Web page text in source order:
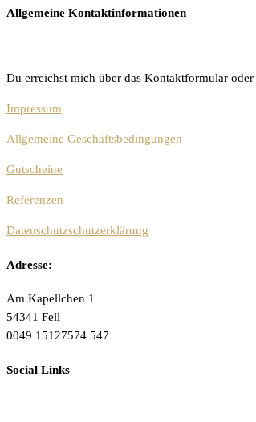
Allgemeine Kontaktinformationen
Du erreichst mich über das Kontaktformular
Impressum
Allgemeine Geschäftsbedingungen
Gutscheine
Referenzen
Datenschutzschutzerklärung
Adresse:
Am Kapellchen 1
54341 Fell
0049 15127574 547
Social Links